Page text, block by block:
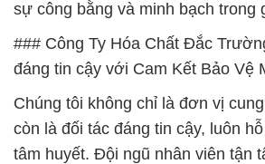
sự công bằng và minh bạch trong
### Công Ty Hóa Chất Đắc
đáng tin cậy với Cam Kết Bảo Vệ
Chúng tôi không chỉ là đơn vị
còn là đối tác đáng tin cậy, luôn
tâm huyết. Đội ngũ nhân viên tận